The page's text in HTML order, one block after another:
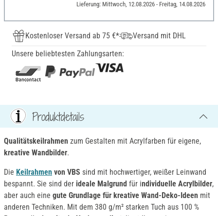
Lieferung: Mittwoch, 12.08.2026 - Freitag, 14.08.2026
Kostenloser Versand ab 75 €*
Versand mit DHL
Unsere beliebtesten Zahlungsarten:
Produktdetails
Qualitätskeilrahmen zum Gestalten mit Acrylfarben für eigene,
kreative Wandbilder.
Die Keilrahmen von VBS sind mit hochwertiger, weißer Leinwand
bespannt. Sie sind der ideale Malgrund für individuelle Acrylbilder,
aber auch eine gute Grundlage für kreative Wand-Deko-Ideen mit
anderen Techniken. Mit dem 380 g/m² starken Tuch aus 100 %